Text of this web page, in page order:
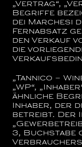
„Vertrag“,
Begriffe
dei Marchesi
Fernabsatz
den Verkauf
die
„Tannico –
„WP“,
ähnliche
Inhaber, der
betreibt. Der
3, Buchstabe